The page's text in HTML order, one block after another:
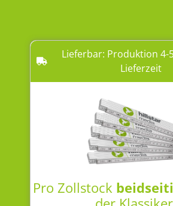
Lieferbar: Produktion 4-
Lieferzeit
Pro Zollstock